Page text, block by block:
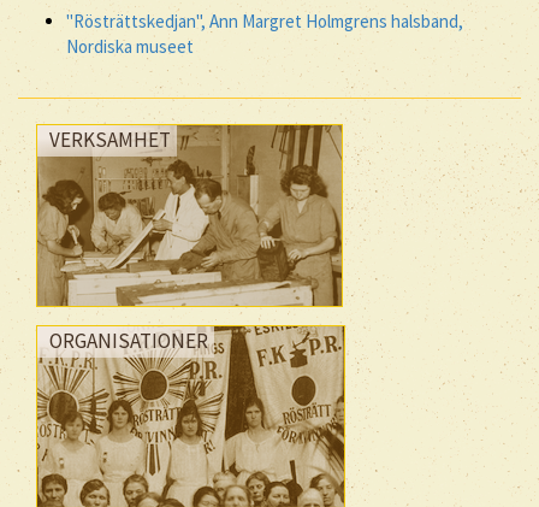
"Rösträttskedjan", Ann Margret Holmgrens halsband,
Nordiska museet
VERKSAMHET
ORGANISATIONER